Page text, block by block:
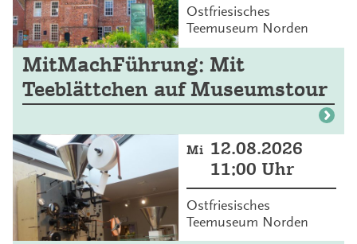
Ostfriesisches
Teemuseum Norden
MitMachFührung: Mit
Teeblättchen auf Museumstour
Mi 12.08.2026
11:00 Uhr
Ostfriesisches
Teemuseum Norden